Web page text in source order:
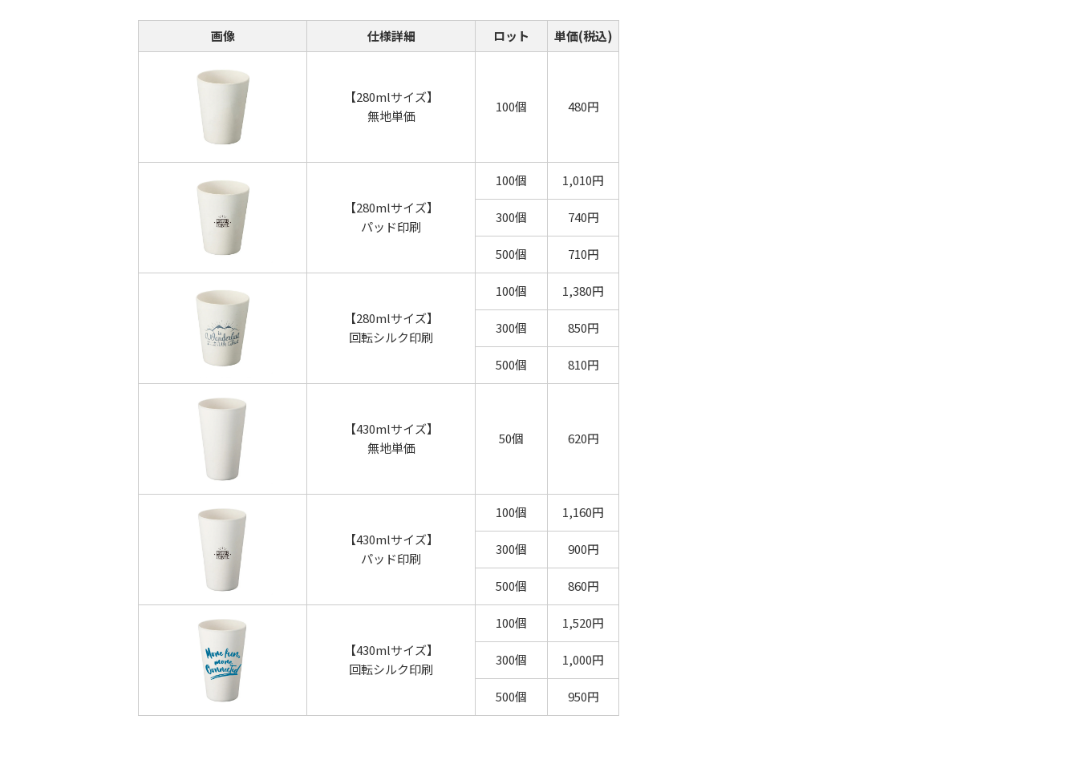
画像 仕様詳細 ロット 単価(税込)
【280mlサイズ】
無地単価
100個 480円
【280mlサイズ】
パッド印刷
100個 1,010円
300個 740円
500個 710円
【280mlサイズ】
回転シルク印刷
100個 1,380円
300個 850円
500個 810円
【430mlサイズ】
無地単価
50個 620円
【430mlサイズ】
パッド印刷
100個 1,160円
300個 900円
500個 860円
【430mlサイズ】
回転シルク印刷
100個 1,520円
300個 1,000円
500個 950円